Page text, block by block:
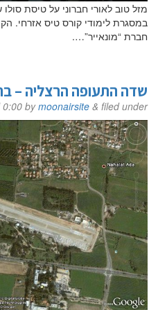
מזל טוב לאורי חברוני על טיסת
במסגרת לימודי קורס טיס אזרחי.
חברת “מונאייר”….
שדה התעופה הרצליה –
0:00 bymoonairsite & filed under